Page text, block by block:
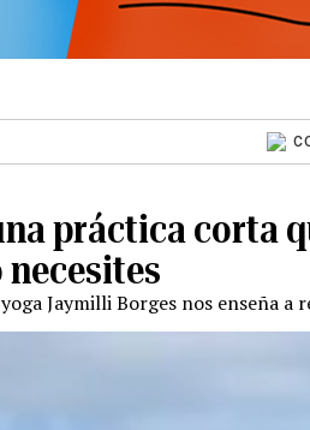
práctica corta
Jaymilli Borges nos enseña